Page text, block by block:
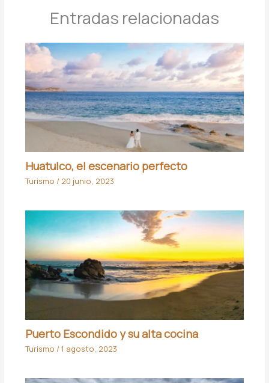
Entradas relacionadas
Huatulco, el escenario perfecto
Turismo / 20 junio, 2023
Puerto Escondido y sualta cocina
Turismo / 1 agosto, 2023